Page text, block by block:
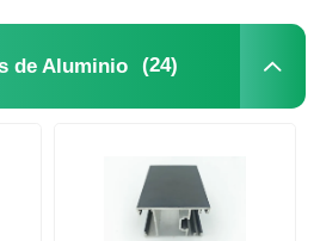
final de madera
de aluminio
de Aluminio (24)